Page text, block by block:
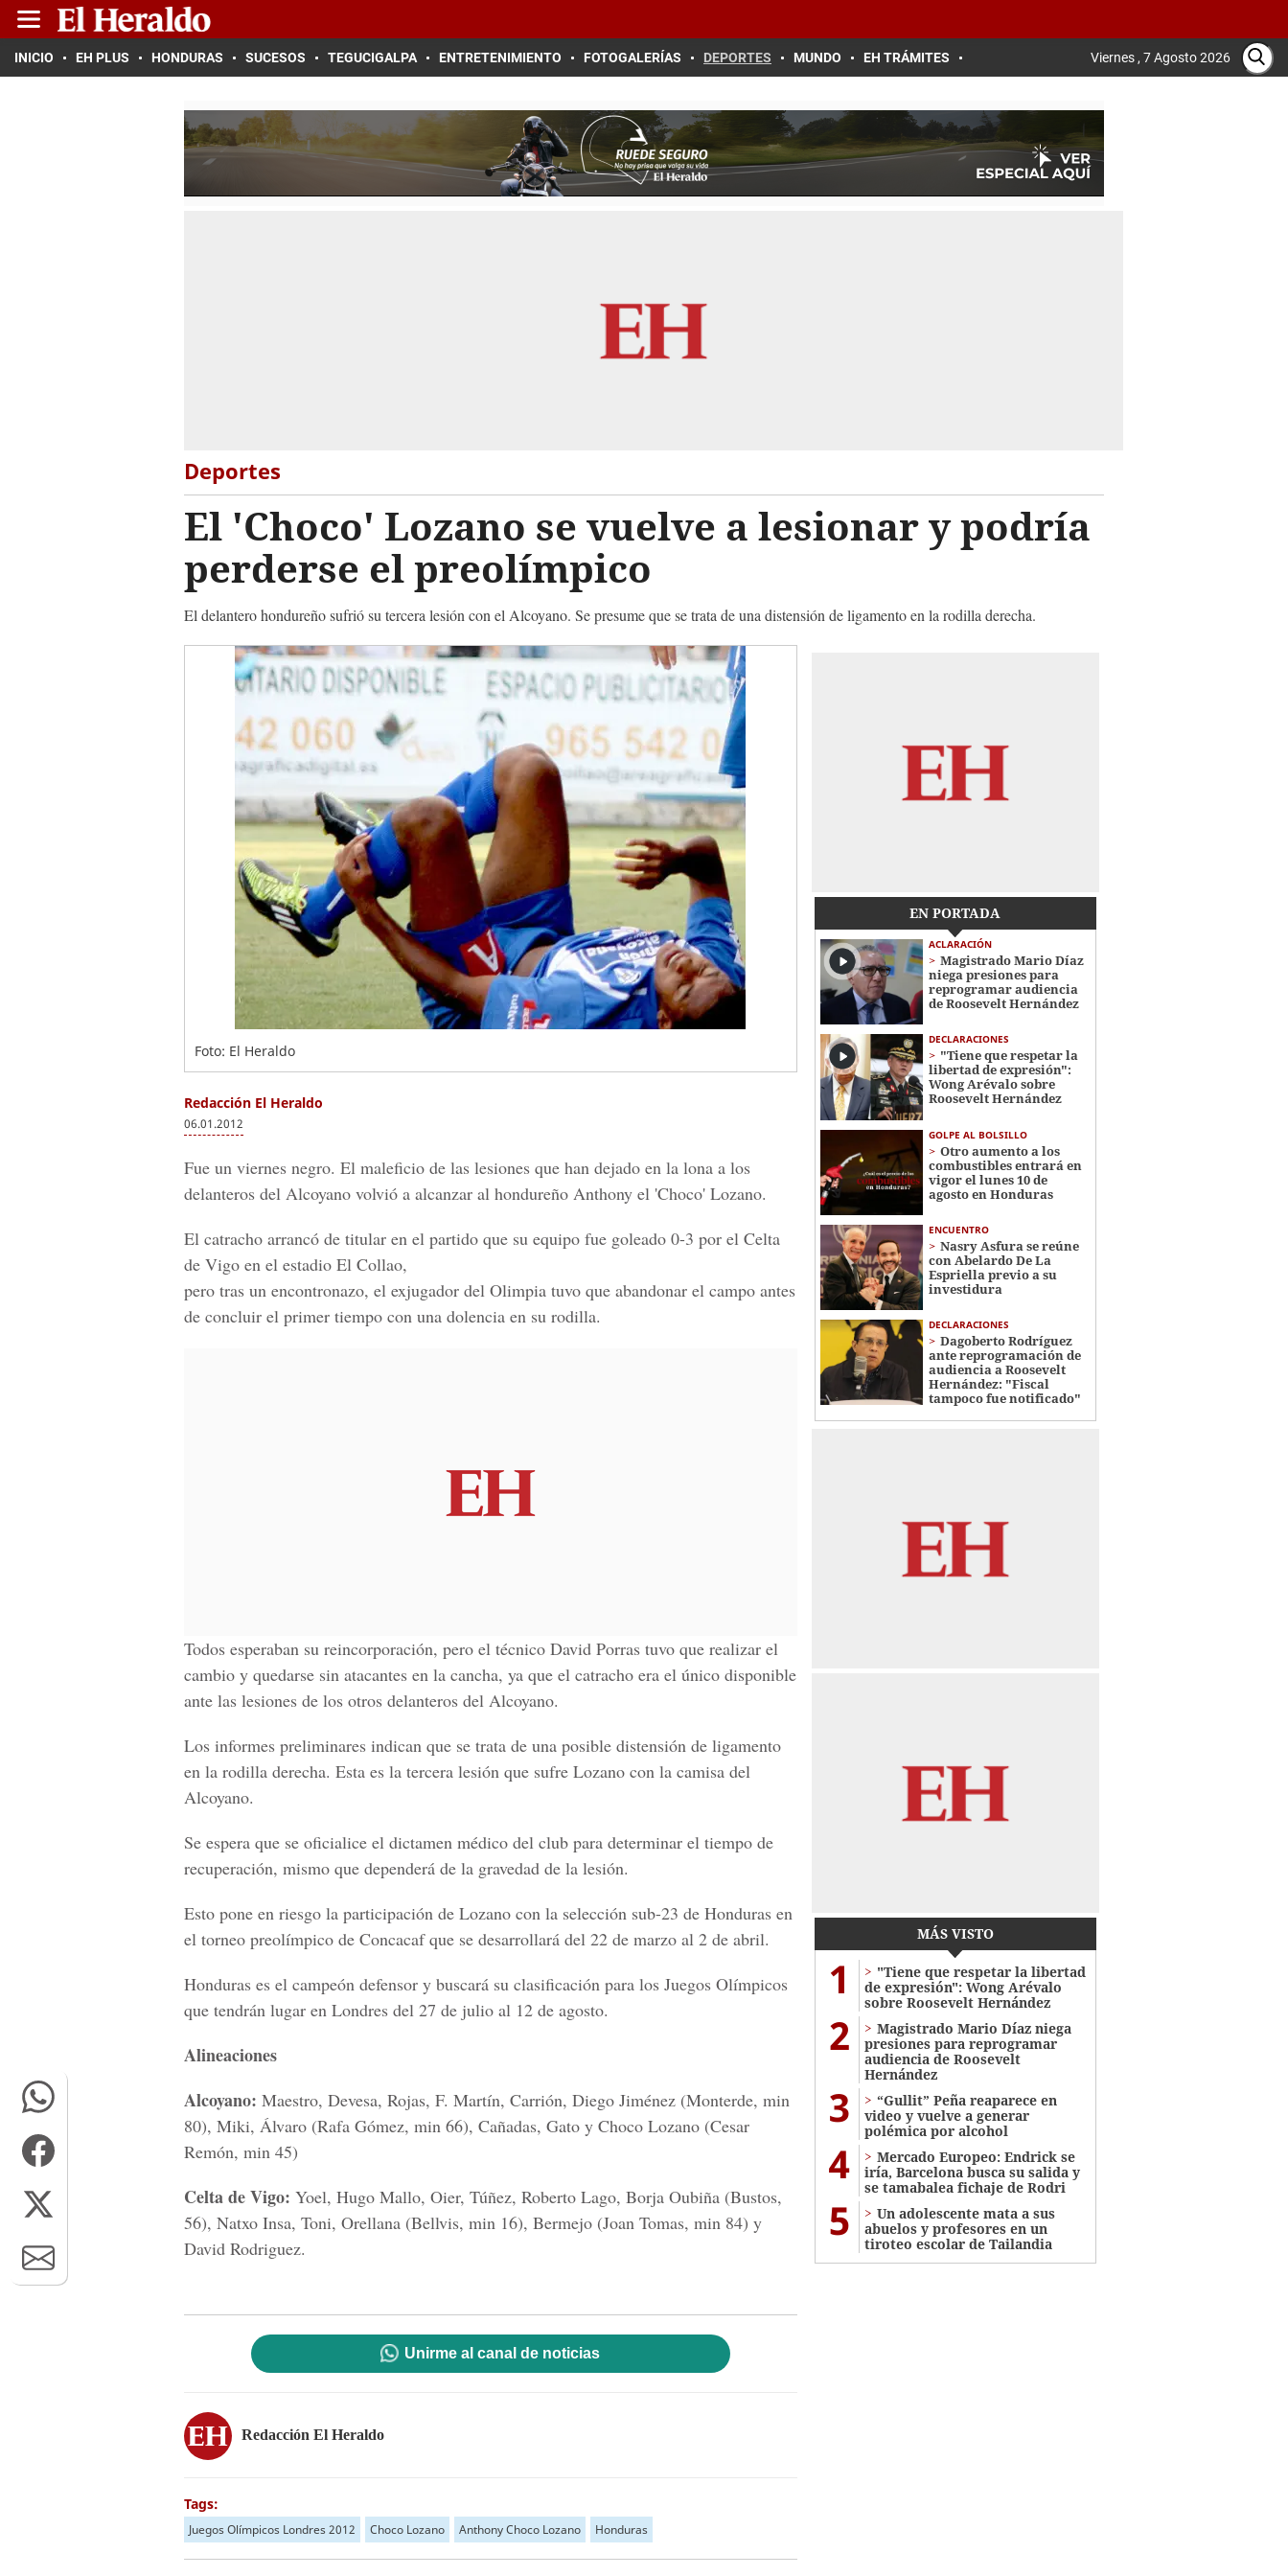
INICIO EH PLUS HONDURAS SUCESOS TEGUCIGALPA ENTRETENIMIENTO FOTOGALERÍAS DEPORTES MUNDO EH TRÁMITES Viernes , 7 Agosto 2026
Deportes
El 'Choco' Lozano se vuelve a lesionar y podría
perderse el preolímpico
El delantero hondureño sufrió su tercera lesión con el Alcoyano. Se presume que se trata de una distensión de ligamento en la rodilla derecha.
Foto: El Heraldo
Redacción El Heraldo
06.01.2012
Fue un viernes negro. El maleficio de las lesiones que han dejado en la lona a los
delanteros del Alcoyano volvió a alcanzar al hondureño Anthony el 'Choco' Lozano.
El catracho arrancó de titular en el partido que su equipo fue goleado 0-3 por el Celta
de Vigo en el estadio El Collao,
pero tras un encontronazo, el exjugador del Olimpia tuvo que abandonar el campo antes
de concluir el primer tiempo con una dolencia en su rodilla.
Todos esperaban su reincorporación, pero el técnico David Porras tuvo que realizar el
cambio y quedarse sin atacantes en la cancha, ya que el catracho era el único disponible
ante las lesiones de los otros delanteros del Alcoyano.
Los informes preliminares indican que se trata de una posible distensión de ligamento
en la rodilla derecha. Esta es la tercera lesión que sufre Lozano con la camisa del
Alcoyano.
Se espera que se oficialice el dictamen médico del club para determinar el tiempo de
recuperación, mismo que dependerá de la gravedad de la lesión.
Esto pone en riesgo la participación de Lozano con la selección sub-23 de Honduras en
el torneo preolímpico de Concacaf que se desarrollará del 22 de marzo al 2 de abril.
Honduras es el campeón defensor y buscará su clasificación para los Juegos Olímpicos
que tendrán lugar en Londres del 27 de julio al 12 de agosto.
Alineaciones
Alcoyano: Maestro, Devesa, Rojas, F. Martín, Carrión, Diego Jiménez (Monterde, min
80), Miki, Álvaro (Rafa Gómez, min 66), Cañadas, Gato y Choco Lozano (Cesar
Remón, min 45)
Celta de Vigo: Yoel, Hugo Mallo, Oier, Túñez, Roberto Lago, Borja Oubiña (Bustos,
56), Natxo Insa, Toni, Orellana (Bellvis, min 16), Bermejo (Joan Tomas, min 84) y
David Rodriguez.
Unirme al canal de noticias
Redacción El Heraldo
Tags:
Juegos Olímpicos Londres 2012 Choco Lozano Anthony Choco Lozano Honduras
EN PORTADA
ACLARACIÓN
Magistrado Mario Díaz
niega presiones para
reprogramar audiencia
de Roosevelt Hernández
DECLARACIONES
"Tiene que respetar la
libertad de expresión":
Wong Arévalo sobre
Roosevelt Hernández
GOLPE AL BOLSILLO
Otro aumento a los
combustibles entrará en
vigor el lunes 10 de
agosto en Honduras
ENCUENTRO
Nasry Asfura se reúne
con Abelardo De La
Espriella previo a su
investidura
DECLARACIONES
Dagoberto Rodríguez
ante reprogramación de
audiencia a Roosevelt
Hernández: "Fiscal
tampoco fue notificado"
MÁS VISTO
1
"Tiene que respetar la libertad
de expresión": Wong Arévalo
sobre Roosevelt Hernández
2
Magistrado Mario Díaz niega
presiones para reprogramar
audiencia de Roosevelt
Hernández
3
“Gullit” Peña reaparece en
video y vuelve a generar
polémica por alcohol
4
Mercado Europeo: Endrick se
iría, Barcelona busca su salida y
se tamabalea fichaje de Rodri
5
Un adolescente mata a sus
abuelos y profesores en un
tiroteo escolar de Tailandia